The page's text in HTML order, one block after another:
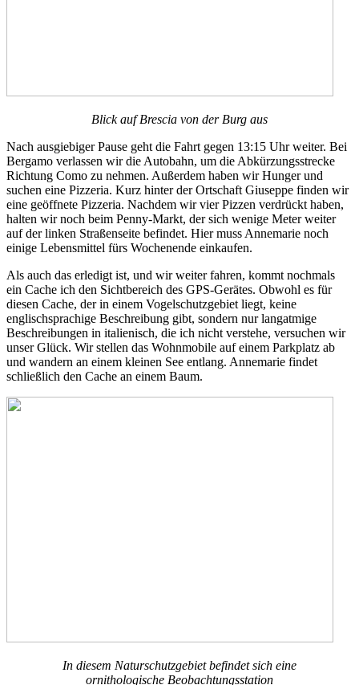
Blick auf Brescia von der Burg aus
Nach ausgiebiger Pause geht die Fahrt gegen 13:15 Uhr weiter. Bei
Bergamo verlassen wir die Autobahn, um die Abkürzungsstrecke
Richtung Como zu nehmen. Außerdem haben wir Hunger und
suchen eine Pizzeria. Kurz hinter der Ortschaft Giuseppe finden wir
eine geöffnete Pizzeria. Nachdem wir vier Pizzen verdrückt haben,
halten wir noch beim Penny-Markt, der sich wenige Meter weiter
auf der linken Straßenseite befindet. Hier muss Annemarie noch
einige Lebensmittel fürs Wochenende einkaufen.
Als auch das erledigt ist, und wir weiter fahren, kommt nochmals
ein Cache ich den Sichtbereich des GPS-Gerätes. Obwohl es für
diesen Cache, der in einem Vogelschutzgebiet liegt, keine
englischsprachige Beschreibung gibt, sondern nur langatmige
Beschreibungen in italienisch, die ich nicht verstehe, versuchen wir
unser Glück. Wir stellen das Wohnmobile auf einem Parkplatz ab
und wandern an einem kleinen See entlang. Annemarie findet
schließlich den Cache an einem Baum.
In diesem Naturschutzgebiet befindet sich eine
ornithologische Beobachtungsstation